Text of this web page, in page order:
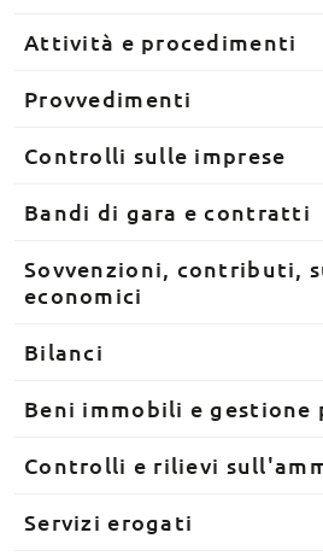
Attività e procedimenti
Provvedimenti
Controlli sulle imprese
Bandi di gara e contratti
Sovvenzioni, contributi,
economici
Bilanci
Beni immobili e gestione
Controlli e rilievi
Servizi erogati